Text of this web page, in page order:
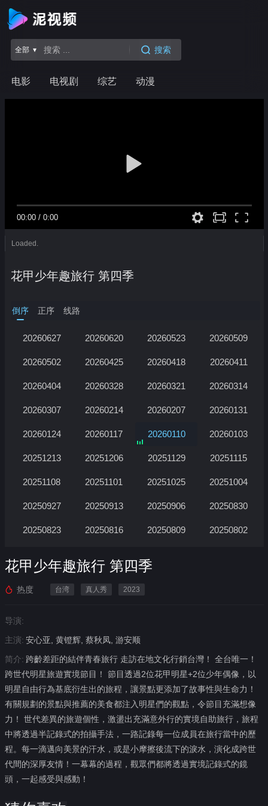
电影 电视剧 综艺 动漫
全部 ▾ 搜索
00:00/ 0:00
Loaded.
正在加载…
花甲少年趣旅行 第四季
倒序 正序 线路
20260627 20260620 20260523 20260509
20260502 20260425 20260418 20260411
20260404 20260328 20260321 20260314
20260307 20260214 20260207 20260131
20260124 20260117 20260110 20260103
20251213 20251206 20251129 20251115
20251108 20251101 20251025 20251004
20250927 20250913 20250906 20250830
20250823 20250816 20250809 20250802
花甲少年趣旅行 第四季
热度 台湾 真人秀 2023
导演:
主演: 安心亚, 黄镫辉, 蔡秋凤, 游安顺
简介: 跨齡差距的結伴青春旅行 走訪在地文化行銷台灣！ 全台唯一！
跨世代明星旅遊實境節目！ 節目透過2位花甲明星+2位少年偶像，以
明星自由行為基底衍生出的旅程，讓景點更添加了故事性與生命力！
有關規劃的景點與推薦的美食都注入明星們的觀點，令節目充滿想像
力！ 世代差異的旅遊個性，激盪出充滿意外行的實境自助旅行，旅程
中將透過半記錄式的拍攝手法，一路記錄每一位成員在旅行當中的歷
程。每一滴邁向美景的汗水，或是小摩擦後流下的淚水，演化成跨世
代間的深厚友情！一幕幕的過程，觀眾們都將透過實境記錄式的鏡
頭，一起感受與感動！